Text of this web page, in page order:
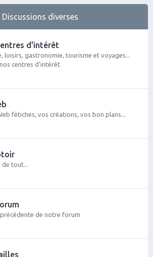
Discussions diverses
d'intérêt
loisirs, gastronomie, tourisme et voyages...
centres d'intérêt
fétiches, vos créations, vos bon plans...
de tout...
de notre forum